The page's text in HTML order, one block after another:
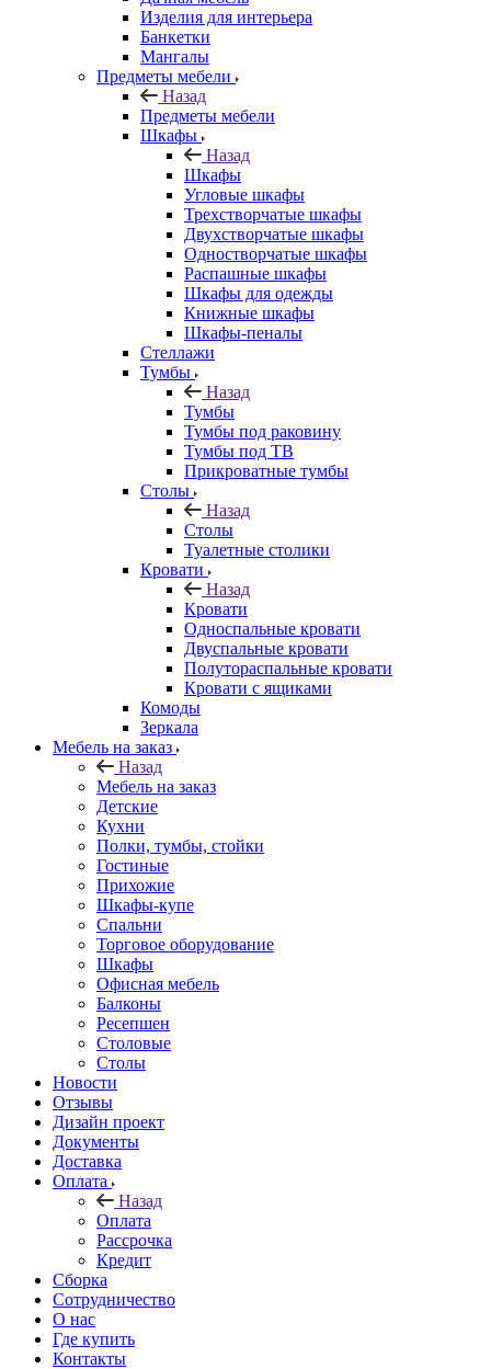
Изделия для интерьера
Банкетки
Мангалы
Предметы мебели
Назад
Предметы мебели
Шкафы
Назад
Шкафы
Угловые шкафы
Трехстворчатые шкафы
Двухстворчатые шкафы
Одностворчатые шкафы
Распашные шкафы
Шкафы для одежды
Книжные шкафы
Шкафы-пеналы
Стеллажи
Тумбы
Назад
Тумбы
Тумбы под раковину
Тумбы под ТВ
Прикроватные тумбы
Столы
Назад
Столы
Туалетные столики
Кровати
Назад
Кровати
Односпальные кровати
Двуспальные кровати
Полутораспальные кровати
Кровати с ящиками
Комоды
Зеркала
Мебель на заказ
Назад
Мебель на заказ
Детские
Кухни
Полки, тумбы, стойки
Гостиные
Прихожие
Шкафы-купе
Спальни
Торговое оборудование
Шкафы
Офисная мебель
Балконы
Ресепшен
Столовые
Столы
Новости
Отзывы
Дизайн проект
Документы
Доставка
Оплата
Назад
Оплата
Рассрочка
Кредит
Сборка
Сотрудничество
О нас
Где купить
Контакты